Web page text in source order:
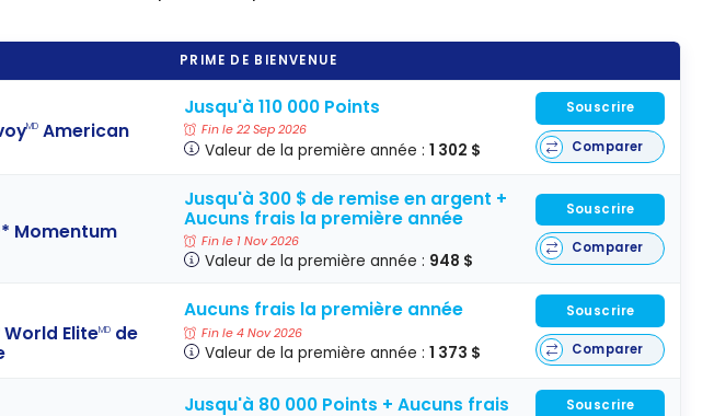
PRIME DE BIENVENUE
MDAmerican
Jusqu'à 110 000 Points
Fin le 22 Sep 2026
Valeur de la première année :1 302 $
Souscrire
Comparer
Momentum
Jusqu'à 300 $ de remise en argent +
Aucuns frais la première année
Fin le 1 Nov 2026
Valeur de la première année : 948 $
Souscrire
Comparer
World EliteMDde
Aucuns frais la première année
Fin le 4 Nov 2026
Valeur de la première année :1 373 $
Souscrire
Comparer
Jusqu'à 80 000 Points + Aucuns frais
Souscrire